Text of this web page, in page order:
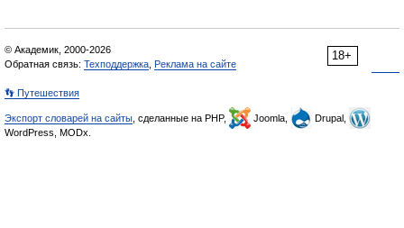
18+
© Академик, 2000-2026
Обратная связь: Техподдержка Реклама на сайте
👣 Путешествия
Экспорт словарей на сайты , сделанные на PHP, Joomla,
Drupal,
WordPress, MODx.